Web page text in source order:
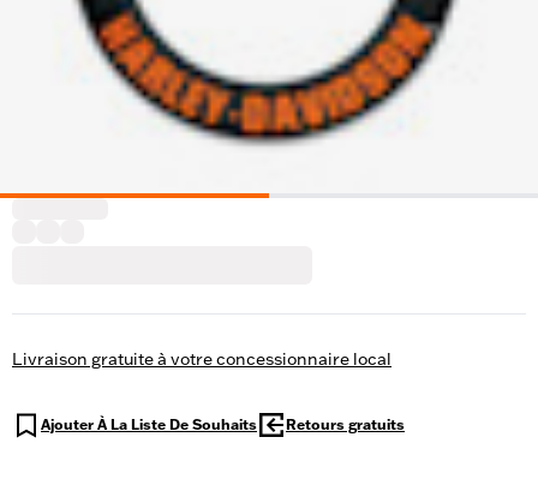
Livraison gratuite à votre concessionnaire local
Ajouter À La Liste De Souhaits Retours gratuits